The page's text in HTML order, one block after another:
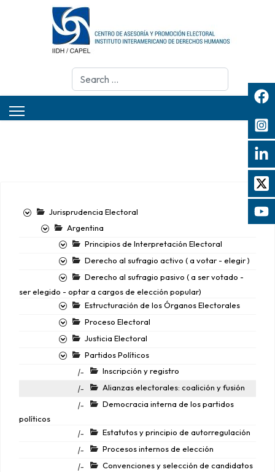
Search
Jurisprudencia Electoral
Argentina
Principios de Interpretación Electoral
Derecho al sufragio activo ( a votar - elegir )
Derecho al sufragio pasivo ( a ser votado -
ser elegido - optar a cargos de elección popular)
Estructuración de los Órganos Electorales
Proceso Electoral
Justicia Electoral
Partidos Políticos
|-
Inscripción y registro
|-
Alianzas electorales: coalición y fusión
|-
Democracia interna de los partidos
políticos
|-
Estatutos y principio de autorregulación
|-
Procesos internos de elección
|-
Convenciones y selección de candidatos